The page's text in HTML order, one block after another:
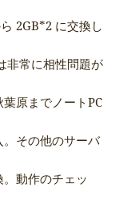
2GB*2 に交換し
非常に相性問題が
原までノートPC
その他のサーバ
動作のチェッ